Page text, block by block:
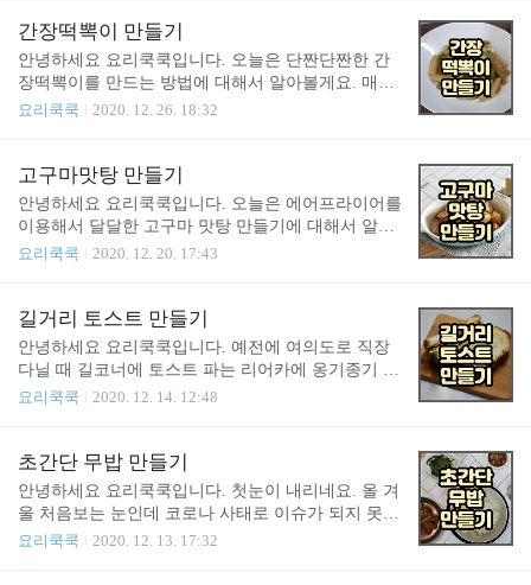
또한 된장안에 포함된 사포닌 성분이 암세포의 증식
을 억제해서 항암작용에 탁월한 효..
니다. 재료 - 식빵 4장 - 계란 2개 - 소금 1꼬집 - 체다
치즈 1장 - 슬라이스 햄 1장 - 마요네즈 2큰술 - 연유
1~2큰술 - 버터 2~3큰술 식빵의 유래 슬라이스한 현
tto Rohwedder,1880~1960)가 자동 식빵 절단기를 발
라는 회사에서 상용화했다. 영미권 특히 미국에서 뭔
가 대단한 발명품이 나오면 '식빵 이래 최고의 발명
품(The Great..
간장떡뽁이 만들기
안녕하세요 요리쿡쿡입니다. 오늘은 단짠단짠한 간
장떡뽁이를 만드는 방법에 대해서 알아볼게요. 매운
떡뽁이도 맛이 있지만 어린 아이들이 있는 경우는 간
뽁이 떡 2인분 - 당근 - 대파 - 양파 - 어묵 ( 원하는 만
큼 ) " target="_blank" rel="noopener"> 떡뽁이의 유래
떡뽁이하면 우리는 보통 매운 고추떡뽁이를 떠올리
간장떡뽁이입니다. 흔히 이야기하는 궁중떡뽁이 인
부터 있었던 왕실요리입니다. 원래는 고기와 표고버
섯등 비씬 재료들이 많이 들어간 음식이었습니다. 현
재 우리가 알 고 있는 떡뽁이..
요리쿡쿡 2020. 12. 26. 18:32
고구마맛탕 만들기
안녕하세요 요리쿡쿡입니다. 오늘은 에어프라이어를
이용해서 달달한 고구마 맛탕 만들기에 대해서 알아
볼게요. 지난번에 고구마빠스를 만드는 방법에 대해
은 안나는거 같아요. 재료 - 고구마 300g - 카놀라유 2
큰술 - 올리고당 2큰술 - 꿀 1큰술 - 검정깨 1/2 큰술
카놀라유 대신 올리브유나 포도씨유를 사용하셔도
좋은점 고구마에는 비타민D가 많이 함유되어 있어서
충할 수 있습니다. 비타민D는 건강에 필수적인 성분
으로 뼈와 심장 피부 치아등을 만드는데 도움을 줍니
다. 항상화 물질이 ..
요리쿡쿡 2020. 12. 20. 17:43
길거리 토스트 만들기
안녕하세요 요리쿡쿡입니다. 예전에 여의도로 직장
다닐 때 길코너에 토스트 파는 리어카에 옹기종기 모
여서 먹던 기억이 있는데요 그 토스트가 어찌나 맛있
스트 비슷하게 만드는 방법에 대해서 알아보겠습니
다. 재료 - 식빵 - 계란 - 버터 ( 길거리 토스트는 마아
가린을 쓰죠 ) - 파 - 당근 ( 길거리에서는 거의 안쓰
어가면 더 비싸요 ) - 치즈 ( 치즈 들어가면 가격이 더
요리쿡쿡 2020. 12. 14. 12:48
초간단 무밥 만들기
안녕하세요 요리쿡쿡입니다. 첫눈이 내리네요. 올 겨
울 처음보는 눈인데 코로나 사태로 이슈가 되지 못하
고 다들 코로나와 경기 침체로 힘들어들 하고 있습니
요리쿡쿡 2020. 12. 13. 17:32